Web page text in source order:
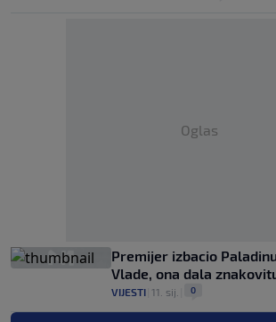
Oglas
Premijer izbacio
Vlade, ona dala
VIJESTI 11. sij. 0